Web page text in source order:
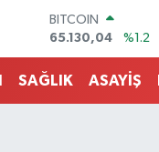
DOLAR
47,7106
%0.17
EURO
55,1652
%0.27
SAĞLIK ASAYİŞ